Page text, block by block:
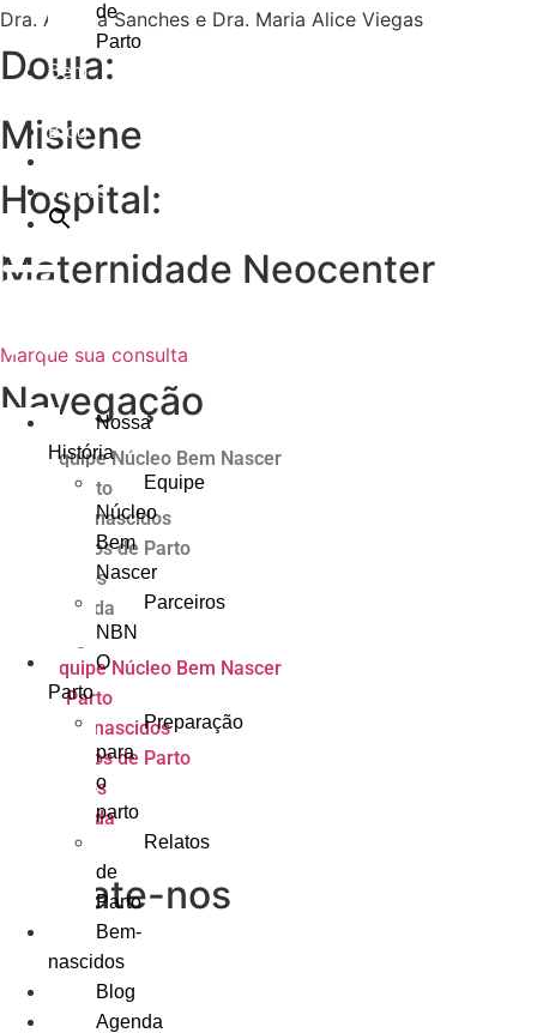
de
Parto
Bem-
Blog
Vídeos
Nossa
História
Equipe
Núcleo
Bem
Nascer
Parceiros
NBN
O
Parto
Preparação
para
o
parto
Relatos
de
Parto
Bem-
nascidos
Blog
Agenda
Dra. Avelina Sanches e Dra. Maria Alice Viegas
Doula:
Mislene
Hospital:
Maternidade Neocenter
Marque sua consulta
Navegação
Equipe Núcleo Bem Nascer
O Parto
Bem-nascidos
Relatos de Parto
Vídeos
Agenda
Equipe Núcleo Bem Nascer
O Parto
Bem-nascidos
Relatos de Parto
Vídeos
Agenda
Blog
Contate-nos